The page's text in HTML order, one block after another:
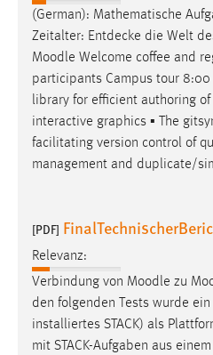
(German): Mathematische
Zeitalter: Entdecke die Welt
Moodle Welcome coffee and
participants Campus tour
library for efficient authoring of
interactive graphics ▪ The
facilitating version control of
management and duplicate/
[PDF]
Relevanz:
Verbindung von Moodle zu
den folgenden Tests wurde ein
installiertes STACK) als
mit STACK-Aufgaben aus